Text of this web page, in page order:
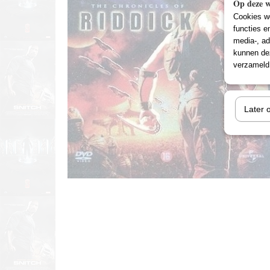
Op deze
Cookies
functies
media-,
kunnen
Later